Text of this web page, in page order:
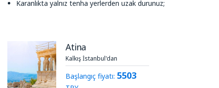
Karanlıkta yalnız tenha yerlerden uzak durunuz;
Atina
Kalkış İstanbul'dan
Başlangıç fiyatı: 5503